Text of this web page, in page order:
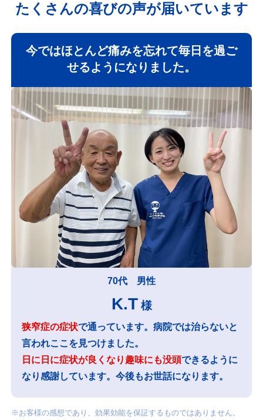
たくさんの喜びの声が届いています
今ではほとんど痛みを忘れて毎日を過ご
せるようになりました。
70代 男性
K.T 様
狭窄症の症状で通っています。病院では治らないと
言われここを見つけました。
日に日に症状が良くなり趣味にも没頭できるように
なり感謝しています。今後もお世話になります。
※お客様の感想であり、効果効能を保証するものではありません。